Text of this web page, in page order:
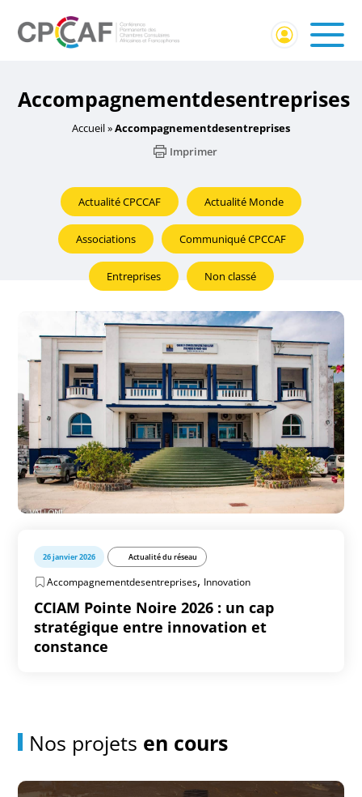
Accompagnementdesentreprises
Accueil»Accompagnementdesentreprises
Imprimer
Actualité CPCCAF Actualité Monde
Associations Communiqué CPCCAF
Entreprises Non classé
26 janvier 2026 Actualité du réseau
Accompagnementdesentreprises, Innovation
CCIAM Pointe Noire 2026 : un cap
stratégique entre innovation et
constance
Nos projets en cours